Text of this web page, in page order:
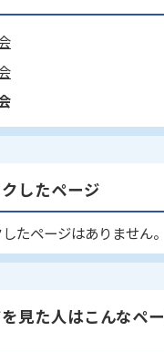
したページ
たページはありません。
見た人はこんなペ